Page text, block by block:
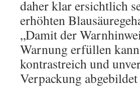
daher klar ersichtlich
erhöhten
„Damit der
Warnung erfüllen
kontrastreich und
Verpackung